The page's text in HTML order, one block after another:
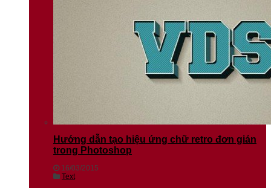
Hướng dẫn tạo hiệu ứng chữ retro đơn giản
trong Photoshop
16/03/2015
Text